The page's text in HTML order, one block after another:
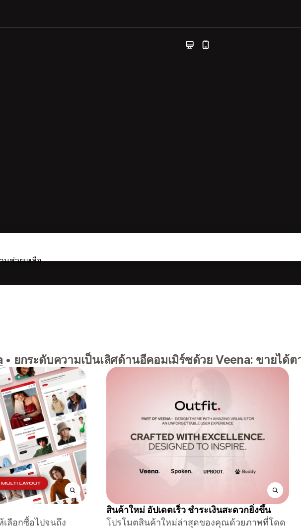
มช่วยเหลือ
• ยกระดับความเป็นเลิศด้านอีคอมเมิร์ซด้วย Veena: ขายได้
ลือกซื้อไปจนถึง
สินค้าใหม่ อัปเดตเร็ว ชำระเงินสะดวกยิ่งขึ้น
โปรโมตสินค้าใหม่ล่าสุดของคุณด้วยภาพที่โดด